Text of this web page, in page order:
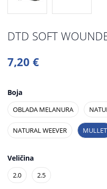
DTD SOFT
7,20 €
Boja
OBLADA MELANURA
NATURAL WEEVER MULLET
Veličina
2.0 2.5